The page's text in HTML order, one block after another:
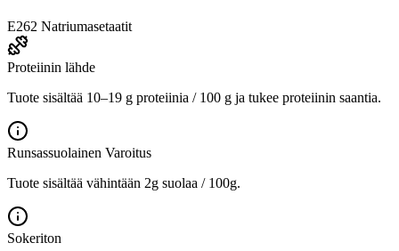
E262 Natriumasetaatit
Proteiinin lähde
Tuote sisältää 10–19 g proteiinia / 100 g ja tukee proteiinin saantia.
Runsassuolainen Varoitus
Tuote sisältää vähintään 2g suolaa / 100g.
Sokeriton